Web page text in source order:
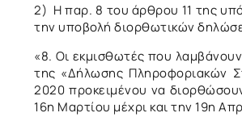
2) Η παρ. 8 του άρθρου 11 της
την υποβολή διορθωτικών
«8. Οι εκμισθωτές που
της «Δήλωσης Πληροφοριακών
2020 προκειμένου να
16η Μαρτίου μέχρι και την 19η